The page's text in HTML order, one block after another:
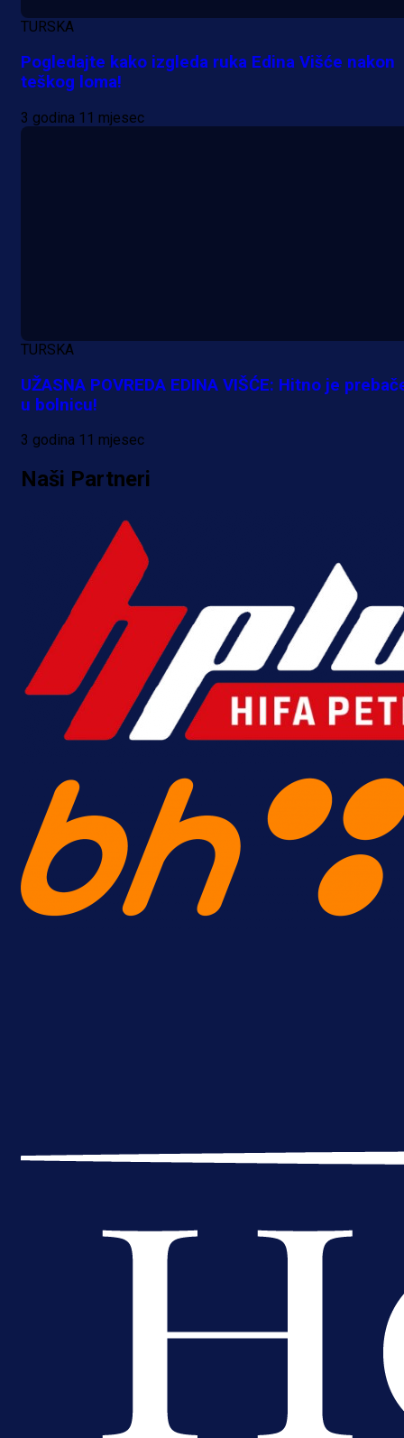
TURSKA
Pogledajte kako izgleda ruka Edina Višće nakon
teškog loma!
3 godina 11 mjesec
TURSKA
UŽASNA POVREDA EDINA VIŠĆE: Hitno je
u bolnicu!
3 godina 11 mjesec
Naši Partneri